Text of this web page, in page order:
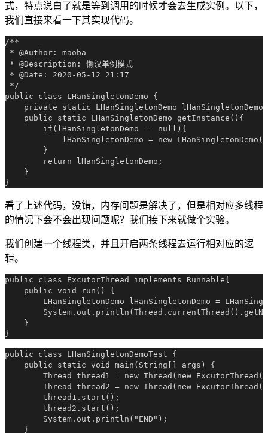
式，特点说白了就是等到调用的时候才会去生成实例。以下，
我们直接来看一下其实现代码。
/**
* @Author: maoba
* @Description: 懒汉单例模式
* @Date: 2020-05-12 21:17
*/
public class LHanSingletonDemo {
private static LHanSingletonDemo lHanSingletonDemo
    public static LHanSingletonDemo getInstance(){
        if(lHanSingletonDemo == null){
lHanSingletonDemo = new
        }
        return lHanSingletonDemo;
    }
看了上述代码，没错，内存问题是解决了，但是相对应多线程
的情况下会不会出现问题呢？我们接下来就做个实验。
我们创建一个线程类，并且开启两条线程去运行相对应的逻
辑。
public class ExcutorThread implements Runnable{
    public void run() {
LHanSingletonDemo lHanSingletonDemo =
    }
public class LHanSingletonDemoTest {
    public static void main(String[] args) {
Thread thread1 = new Thread(new
Thread thread2 = new Thread(new
        thread1.start();
        thread2.start();
        System.out.println("END");
    }